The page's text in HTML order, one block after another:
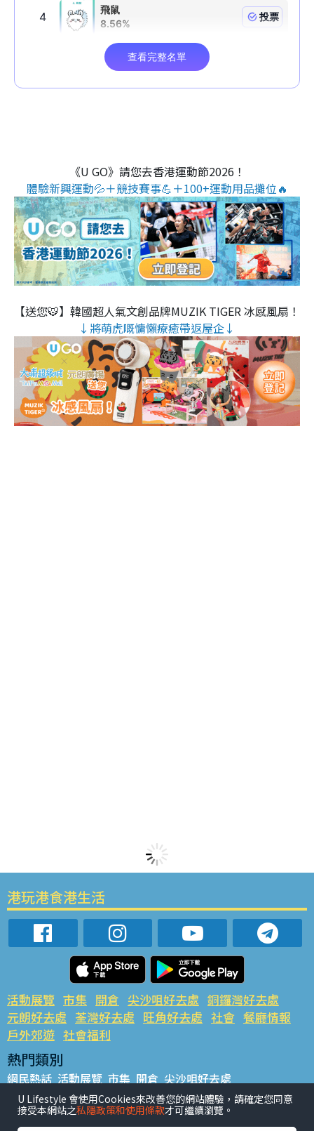
《U GO》請您去香港運動節2026！
體驗新興運動💦＋競技賽事💪＋100+運動用品攤位🔥
【送您🐯】韓國超人氣文創品牌MUZIK TIGER 冰感風扇！
↓將萌虎嘅慵懶療癒帶返屋企↓
港玩港食港生活
活動展覽 市集 開倉 尖沙咀好去處 銅鑼灣好去處
元朗好去處 荃灣好去處 旺角好去處 社會 餐廳情報
戶外郊遊 社會福利
熱門類別
網民熱話 活動展覽 市集 開倉 尖沙咀好去處
銅鑼灣好去處 元朗好去處 荃灣好去處 旺角好去處 社會
餐廳情報 戶外郊遊
U Lifestyle 會使用Cookies來改善您的網站體驗，請確定您同意
接受本網站之私隱政策和使用條款才可繼續瀏覽。